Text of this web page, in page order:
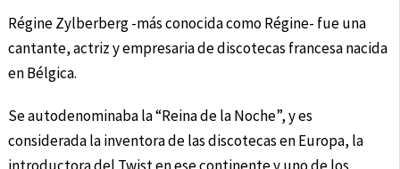
Régine Zylberberg -más conocida como Régine- fue una
cantante, actriz y empresaria de discotecas francesa nacida
en Bélgica.
Se autodenominaba la “Reina de la Noche”, y es
considerada la inventora de las discotecas en Europa, la